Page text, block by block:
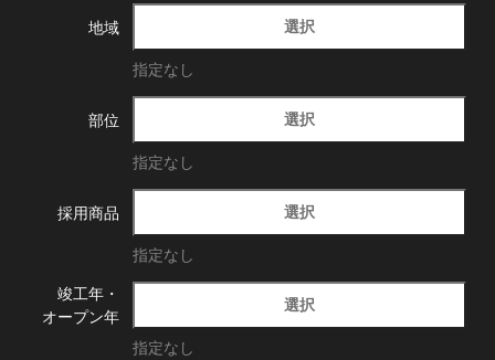
地域 選択
指定なし
部位 選択
指定なし
採用商品 選択
指定なし
竣工年・
オープン年
選択
指定なし